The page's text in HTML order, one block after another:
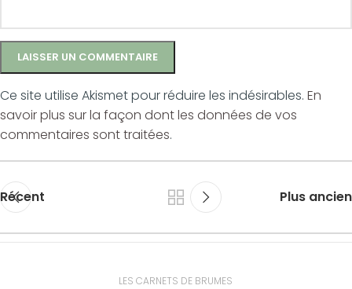
Ce site utilise Akismet pour réduire les indésirables. En
savoir plus sur la façon dont les données de vos
commentaires sont traitées.
Récent Plus ancien
LES CARNETS DE BRUMES